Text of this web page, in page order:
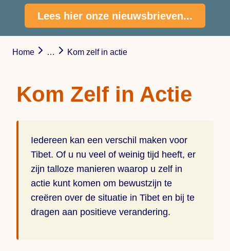
Lees hier onze nieuwsbrieven...
Home … Kom zelf in actie
Kom Zelf in Actie
Iedereen kan een verschil maken voor
Tibet. Of u nu veel of weinig tijd heeft, er
zijn talloze manieren waarop u zelf in
actie kunt komen om bewustzijn te
creëren over de situatie in Tibet en bij te
dragen aan positieve verandering.